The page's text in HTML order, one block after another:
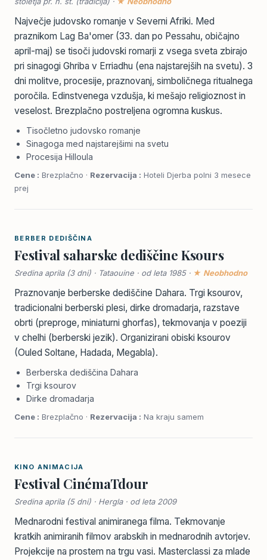
Največje judovsko romanje v Severni Afriki. Med
praznikom Lag Ba'omer (33. dan po Pessahu, običajno
april-maj) se tisoči judovski romarji z vsega sveta zbirajo
pri sinagogi Ghriba v Erriadhu (ena najstarejših na svetu). 3
dni molitve, procesije, praznovanj, simboličnega ritualnega
poročila. Edinstvenega vzdušja, ki mešajo religioznost in
veselost. Brezplačno postreljena ogromna kuskus.
Tisočletno judovsko romanje
Sinagoga med najstarejšimi na svetu
Procesija Hilloula
Cene : Brezplačno · Rezervacija : Hoteli Djerba polni 3 mesece
prej
BERBER DEDIŠČINA
Festival saharske dediščine Ksours
Sredina aprila (3 dni) · Tataouine · od leta 1985 · ★ Neobhodno
Praznovanje berberske dediščine Dahara. Trgi ksourov,
tradicionalni berberski plesi, dirke dromadarja, razstave
obrti (preproge, miniaturni ghorfas), tekmovanja v poeziji
v chelhi (berberski jezik). Organizirani obiski ksourov
(Ouled Soltane, Hadada, Megabla).
Berberska dediščina Dahara
Trgi ksourov
Dirke dromadarja
Cene : Brezplačno · Rezervacija : Na kraju samem
KINO ANIMACIJA
Festival CinémaTdour
Sredina aprila (5 dni) · Hergla · od leta 2009
Mednarodni festival animiranega filma. Tekmovanje
kratkih animiranih filmov arabskih in mednarodnih avtorjev.
Projekcije na prostem na trgu vasi. Masterclassi za mlade